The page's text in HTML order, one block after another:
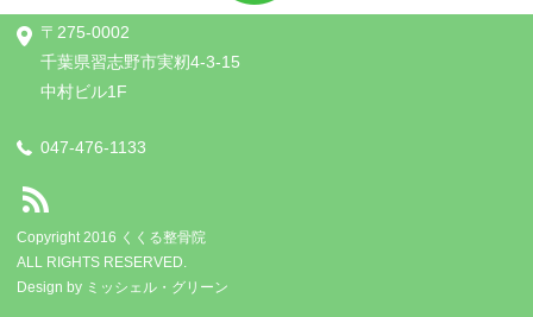
〒275-0002
千葉県習志野市実籾4-3-15
中村ビル1F
047-476-1133
Copyright 2016 くくる整骨院
ALL RIGHTS RESERVED.
Design by ミッシェル・グリーン